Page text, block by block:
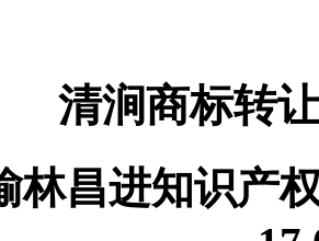
清涧商标转
林昌进知识产